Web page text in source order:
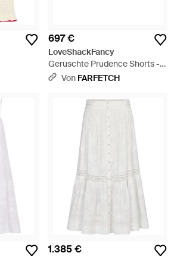
697 €
LoveShackFancy
Gerüschte Prudence Shorts -
WeißVon FARFETCH
1.385 €